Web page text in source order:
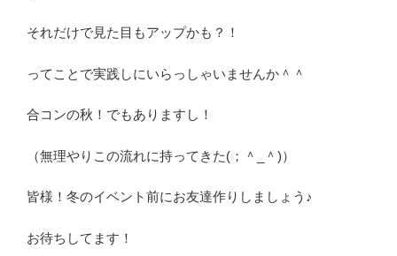
それだけで見た目もアップかも？！
ってことで実践しにいらっしゃいませんか＾＾
合コンの秋！でもありますし！
（無理やりこの流れに持ってきた(；＾_＾)）
皆様！冬のイベント前にお友達作りしましょう♪
お待ちしてます！